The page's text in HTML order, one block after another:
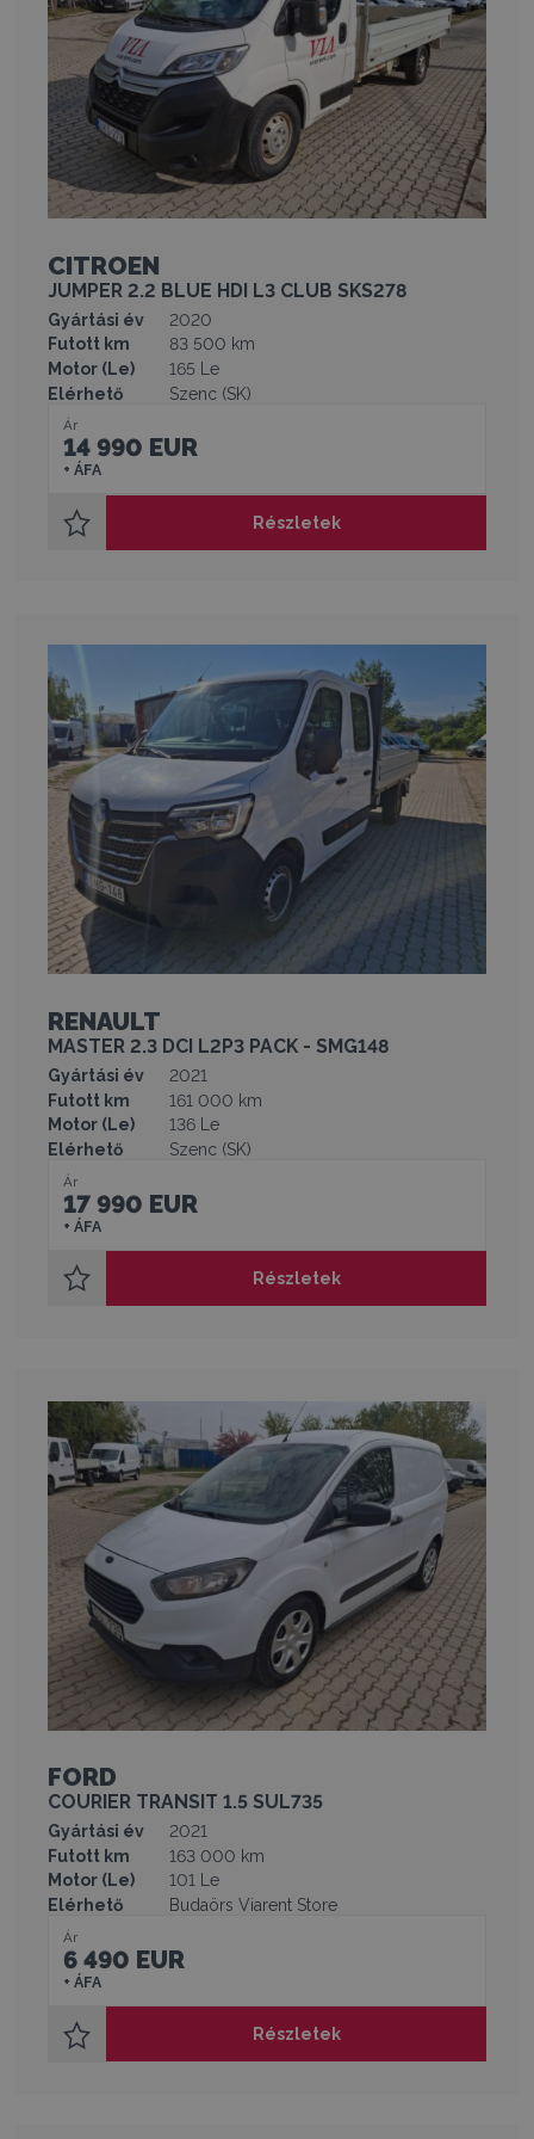
CITROEN
JUMPER 2.2 BLUE HDI L3 CLUB SKS278
Gyártási év
2020
Futott km
83 500 km
Motor (Le)
165 Le
Elérhető
Szenc (SK)
Ár
14 990 EUR
+ ÁFA
Részletek
RENAULT
MASTER 2.3 DCI L2P3 PACK - SMG148
Gyártási év
2021
Futott km
161 000 km
Motor (Le)
136 Le
Elérhető
Szenc (SK)
Ár
17 990 EUR
+ ÁFA
Részletek
FORD
COURIER TRANSIT 1.5 SUL735
Gyártási év
2021
Futott km
163 000 km
Motor (Le)
101 Le
Elérhető
Budaörs Viarent Store
Ár
6 490 EUR
+ ÁFA
Részletek